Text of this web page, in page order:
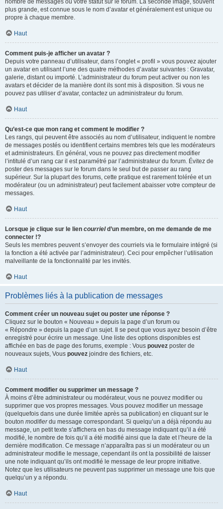
nombre de messages ou votre statut sur le forum. La seconde image, souvent
plus grande, est connue sous le nom d’avatar et généralement est unique ou
propre à chaque membre.
Haut
Comment puis-je afficher un avatar ?
Depuis votre panneau d’utilisateur, dans l’onglet « profil » vous pouvez ajouter
un avatar en utilisant l’une des quatre méthodes d’avatar suivantes : Gravatar,
galerie, distant ou importé. L’administrateur du forum peut activer ou non les
avatars et décider de la manière dont ils sont mis à disposition. Si vous ne
pouvez pas utiliser d’avatar, contactez un administrateur du forum.
Haut
Qu’est-ce que mon rang et comment le modifier ?
Les rangs, qui peuvent être associés au nom d’utilisateur, indiquent le nombre
de messages postés ou identifient certains membres tels que les modérateurs
et administrateurs. En général, vous ne pouvez pas directement modifier
l’intitulé d’un rang car il est paramétré par l’administrateur du forum. Évitez de
poster des messages sur le forum dans le seul but de passer au rang
supérieur. Sur la plupart des forums, cette pratique est rarement tolérée et un
modérateur (ou un administrateur) peut facilement abaisser votre compteur de
messages.
Haut
Lorsque je clique sur le lien courrield’un membre, on me demande de me
connecter !?
Seuls les membres peuvent s’envoyer des courriels via le formulaire intégré (si
la fonction a été activée par l’administrateur). Ceci pour empêcher l’utilisation
malveillante de la fonctionnalité par les invités.
Haut
Problèmes liés à la publication de messages
Comment créer un nouveau sujet ou poster une réponse ?
Cliquez sur le bouton « Nouveau » depuis la page d’un forum ou
« Répondre » depuis la page d’un sujet. Il se peut que vous ayez besoin d’être
enregistré pour écrire un message. Une liste des options disponibles est
affichée en bas de page des forums, exemple : Vous pouvez poster de
nouveaux sujets, Vous pouvez joindre des fichiers, etc.
Haut
Comment modifier ou supprimer un message ?
À moins d’être administrateur ou modérateur, vous ne pouvez modifier ou
supprimer que vos propres messages. Vous pouvez modifier un message
(quelquefois dans une durée limitée après sa publication) en cliquant sur le
bouton modifierdu message correspondant. Si quelqu’un a déjà répondu au
message, un petit texte s’affichera en bas du message indiquant qu’il a été
modifié, le nombre de fois qu’il a été modifié ainsi que la date et l’heure de la
dernière modification. Ce message n’apparaîtra pas si un modérateur ou un
administrateur modifie le message, cependant ils ont la possibilité de laisser
une note indiquant qu’ils ont modifié le message de leur propre initiative.
Notez que les utilisateurs ne peuvent pas supprimer un message une fois que
quelqu’un y a répondu.
Haut